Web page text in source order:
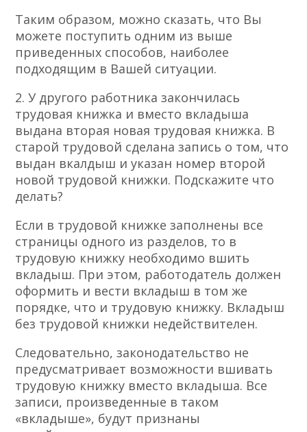
Таким образом, можно сказать, что Вы
можете поступить одним из выше
приведенных способов, наиболее
подходящим в Вашей ситуации.
2. У другого работника закончилась
трудовая книжка и вместо вкладыша
выдана вторая новая трудовая книжка. В
старой трудовой сделана запись о том, что
выдан вкалдыш и указан номер второй
новой трудовой книжки. Подскажите что
делать?
Если в трудовой книжке заполнены все
страницы одного из разделов, то в
трудовую книжку необходимо вшить
вкладыш. При этом, работодатель должен
оформить и вести вкладыш в том же
порядке, что и трудовую книжку. Вкладыш
без трудовой книжки недействителен.
Следовательно, законодательство не
предусматривает возможности вшивать
трудовую книжку вместо вкладыша. Все
записи, произведенные в таком
«вкладыше», будут признаны